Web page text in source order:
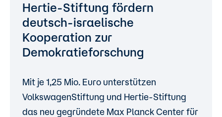
Hertie-Stiftung fördern
deutsch-israelische
Kooperation zur
Demokratieforschung
Mit je 1,25 Mio. Euro unterstützen
VolkswagenStiftung und Hertie-Stiftung
das neu gegründete Max Planck Center für